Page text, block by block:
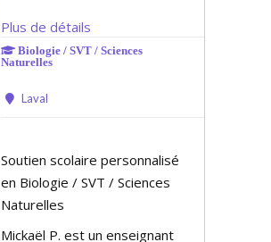
Plus de détails
Biologie / SVT / Sciences
Naturelles
Laval
Soutien scolaire personnalisé
en Biologie / SVT / Sciences
Naturelles
Mickaël P. est un enseignant